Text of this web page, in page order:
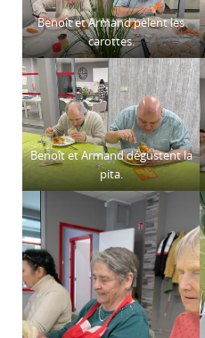
Benoît et Armand pèlent les
carottes.
Benoît et Armand dégustent la
pita.